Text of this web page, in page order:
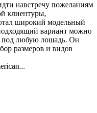
навстречу пожеланиям
клиентуры,
широкий модельный
вариант можно
под любую лошадь. Он
размеров и видов